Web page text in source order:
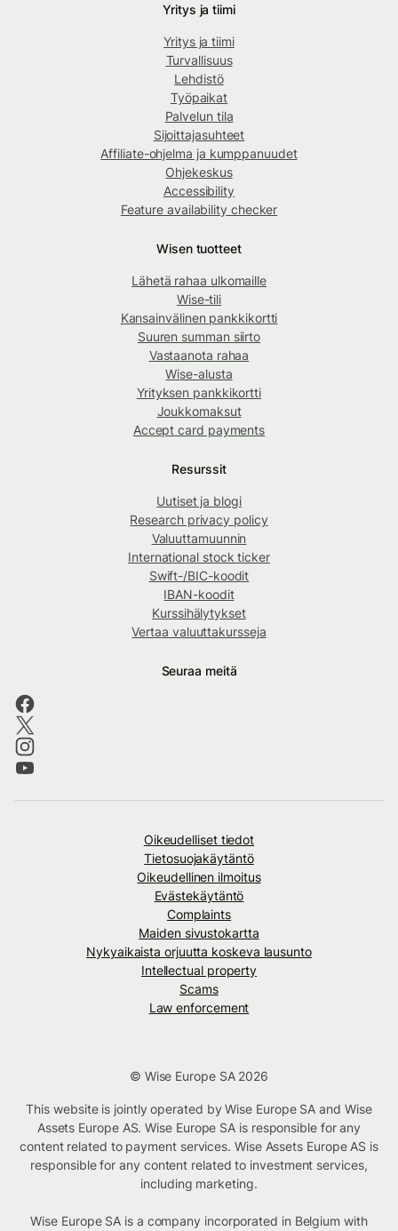
Yritys ja tiimi
Yritys ja tiimi
Turvallisuus
Lehdistö
Työpaikat
Palvelun tila
Sijoittajasuhteet
Affiliate-ohjelma ja kumppanuudet
Ohjekeskus
Accessibility
Feature availability checker
Wisen tuotteet
Lähetä rahaa ulkomaille
Wise-tili
Kansainvälinen pankkikortti
Suuren summan siirto
Vastaanota rahaa
Wise-alusta
Yrityksen pankkikortti
Joukkomaksut
Accept card payments
Resurssit
Uutiset ja blogi
Research privacy policy
Valuuttamuunnin
International stock ticker
Swift-/BIC-koodit
IBAN-koodit
Kurssihälytykset
Vertaa valuuttakursseja
Seuraa meitä
Oikeudelliset tiedot
Tietosuojakäytäntö
Oikeudellinen ilmoitus
Evästekäytäntö
Complaints
Maiden sivustokartta
Nykyaikaista orjuutta koskeva lausunto
Intellectual property
Scams
Law enforcement
© Wise Europe SA 2026
This website is jointly operated by Wise Europe SA and Wise
Assets Europe AS. Wise Europe SA is responsible for any
content related to payment services. Wise Assets Europe AS is
responsible for any content related to investment services,
including marketing.
Wise Europe SA is a company incorporated in Belgium with